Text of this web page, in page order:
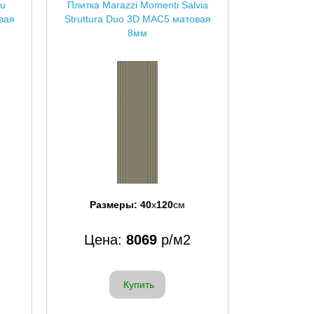
Плитка Marazzi Momenti Salvia
Struttura Duo 3D MAC5 матовая
8мм
Размеры: 40x120см
Цена: 8069 р/м2
Купить